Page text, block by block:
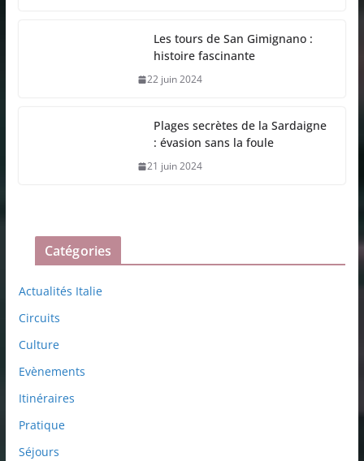
Les tours de San Gimignano :
histoire fascinante
22 juin 2024
Plages secrètes de la Sardaigne
: évasion sans la foule
21 juin 2024
Catégories
Actualités Italie
Circuits
Culture
Evènements
Itinéraires
Pratique
Séjours